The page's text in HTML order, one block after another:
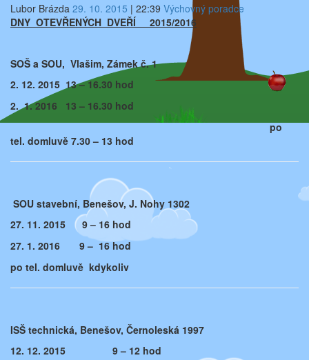
Lubor Brázda 29. 10. 2015 | 22:39 Výchovný poradce
DNY OTEVŘENÝCH DVEŘÍ 2015/2016
SOŠ a SOU, Vlašim, Zámek č. 1
2. 12. 2015 13 – 16.30 hod
2. 1. 2016 13 – 16.30 hod
po
tel. domluvě 7.30 – 13 hod
SOU stavební, Benešov, J. Nohy 1302
27. 11. 2015 9 – 16 hod
27. 1. 2016 9 – 16 hod
po tel. domluvě kdykoliv
ISŠ technická, Benešov, Černoleská 1997
12. 12. 2015 9 – 12 hod